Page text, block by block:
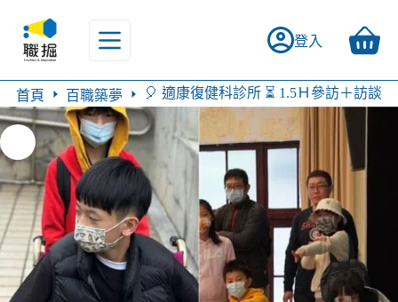
登入
首頁 百職築夢 🎈 適康復健科診所 ⏳ 1.5Ｈ參訪＋訪談